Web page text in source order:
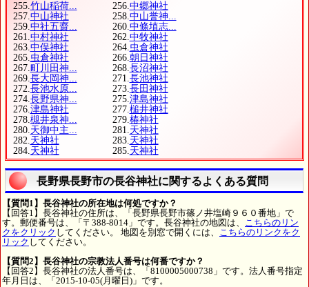
255.竹山稲荷... 256.中郷神社
257.中山神社 258.中山誉神...
259.中社五齋... 260.中條埴志...
261.中村神社 262.中牧神社
263.中俣神社 264.虫倉神社
265.虫倉神社 266.朝日神社
267.町川田神... 268.長沼神社
269.長大岡神... 271.長池神社
272.長池水原... 273.長田神社
274.長野県神... 275.津島神社
276.津島神社 277.槌井神社
278.槻井泉神... 279.椿神社
280.天御中主... 281.天神社
282.天神社 283.天神社
284.天神社 285.天神社
長野県長野市の長谷神社に関するよくある質問
【質問1】長谷神社の所在地は何処ですか？
【回答1】長谷神社の住所は、「長野県長野市篠ノ井塩崎９６０番地」で
す。郵便番号は、「〒388-8014」です。長谷神社の地図は、 こちらのリン
クをクリック してください。 地図を別窓で開くには、 こちらのリンクをク
リック してください。
【質問2】長谷神社の宗教法人番号は何番ですか？
【回答2】長谷神社の法人番号は、「8100005000738」です。法人番号指定
年月日は、「2015-10-05(月曜日)」です。